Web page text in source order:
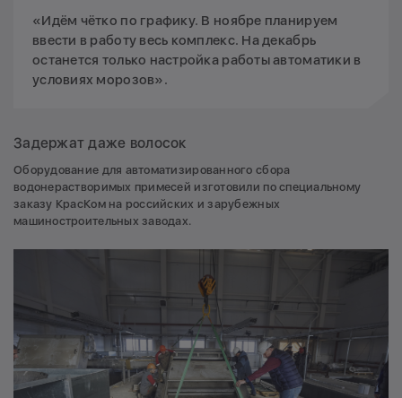
«Идём чётко по графику. В ноябре планируем
ввести в работу весь комплекс. На декабрь
останется только настройка работы автоматики в
условиях морозов».
Задержат даже волосок
Оборудование для автоматизированного сбора
водонерастворимых примесей изготовили по специальному
заказу КрасКом на российских и зарубежных
машиностроительных заводах.